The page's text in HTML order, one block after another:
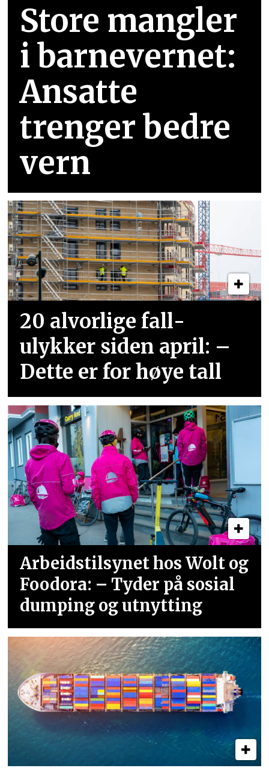
Store mangler
i barnevernet:
Ansatte
trenger bedre
vern
20 alvorlige fall­
ulykker siden april: –
Dette er for høye tall
Arbeidstilsynet hos Wolt og
Foodora: – Tyder på sosial
dumping og utnytting